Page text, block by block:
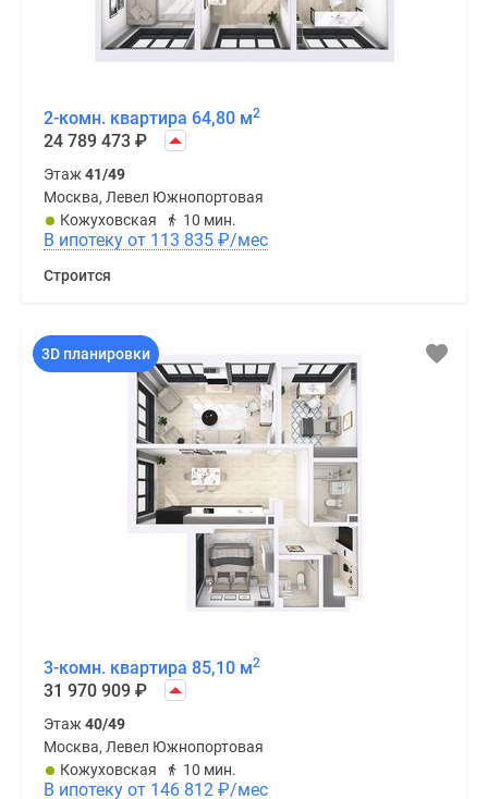
2-комн. квартира 64,80 м2
24 789 473 ₽
Этаж41/49
Москва, Левел Южнопортовая
Кожуховская
10 мин.
В ипотеку от 113 835 ₽/мес
Строится
3D планировки
3-комн. квартира 85,10 м2
31 970 909 ₽
Этаж40/49
Москва, Левел Южнопортовая
Кожуховская
10 мин.
В ипотеку от 146 812 ₽/мес